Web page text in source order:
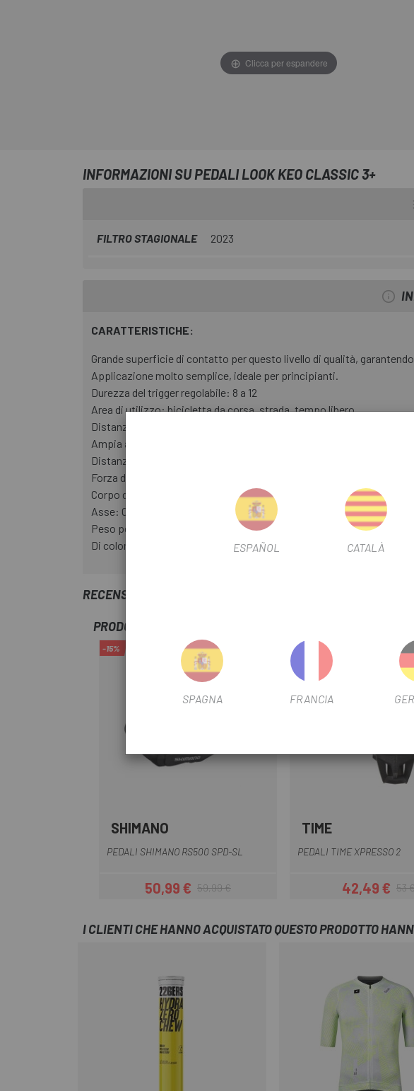
Clicca per espandere
INFORMAZIONI SU PEDALI LOOK KEO CLASSIC 3+
FILTRO STAGIONALE 2023
CARATTERISTICHE:
Grande superficie di contatto per questo livello di qualità,
Applicazione molto semplice, ideale per principianti.
Durezza del trigger regolabile: 8 a 12
Area di utilizzo: bicicletta da corsa, strada, tempo libero.
Distanza asse/soletta: 17,7 mm
Ampia area di contatto: 53 mm
Distanza tra il centro del pedale e il braccio della guarnitura: 53 mm
Forza di rilascio: 8 - 12 Nm
Corpo del pedale: materiale composito
Asse: CroMo, cuscinetti doppi
Peso per pedale: 140g
Di colore nero
RECENSIONI TRUSTED SHOPS
PRODOTTI SIMILI
-15%
SHIMANO
PEDALI SHIMANO RS500 SPD-SL
Prezzo
50,99 €Prezzo base
59,99 €
-19%
TIME
PEDALI TIME XPRESSO 2
Prezzo
42,49 €Prezzo
53
I CLIENTI CHE HANNO ACQUISTATO QUESTO PRODOTTO
ESPAÑOL CATALÀ
SPAGNA FRANCIA